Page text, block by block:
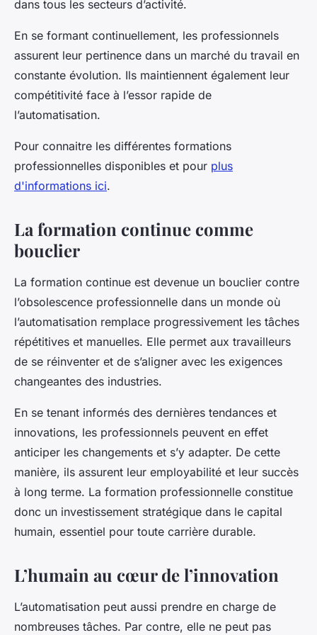
dans tous les secteurs d’activité.
En se formant continuellement, les professionnels
assurent leur pertinence dans un marché du travail en
constante évolution. Ils maintiennent également leur
compétitivité face à l’essor rapide de
l’automatisation.
Pour connaitre les différentes formations
professionnelles disponibles et pour plus
d'informations ici.
La formation continue comme
bouclier
La formation continue est devenue un bouclier contre
l’obsolescence professionnelle dans un monde où
l’automatisation remplace progressivement les tâches
répétitives et manuelles. Elle permet aux travailleurs
de se réinventer et de s’aligner avec les exigences
changeantes des industries.
En se tenant informés des dernières tendances et
innovations, les professionnels peuvent en effet
anticiper les changements et s’y adapter. De cette
manière, ils assurent leur employabilité et leur succès
à long terme. La formation professionnelle constitue
donc un investissement stratégique dans le capital
humain, essentiel pour toute carrière durable.
L’humain au cœur de l’innovation
L’automatisation peut aussi prendre en charge de
nombreuses tâches. Par contre, elle ne peut pas